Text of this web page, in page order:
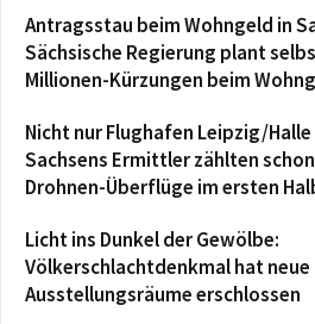
Antragsstau beim Wohngeld in
Sächsische Regierung plant
Millionen-Kürzungen beim
Nicht nur Flughafen Leipzig/Halle
Sachsens Ermittler zählten
Drohnen-Überflüge im ersten
Licht ins Dunkel der Gewölbe:
Völkerschlachtdenkmal hat neue
Ausstellungsräume erschlossen